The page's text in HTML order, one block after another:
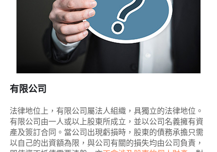
有限公司
法律地位上，有限公司屬法人組織，具獨立的法律地位。
有限公司由一人或以上股東所成立，並以公司名義擁有資
產及簽訂合同。當公司出現虧損時，股東的債務承擔只需
以自己的出資額為限，與公司有關的損失均由公司負責，